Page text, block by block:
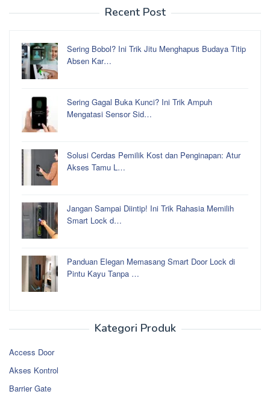
Recent Post
Sering Bobol? Ini Trik Jitu Menghapus Budaya Titip
Absen Kar…
Sering Gagal Buka Kunci? Ini Trik Ampuh
Mengatasi Sensor Sid…
Solusi Cerdas Pemilik Kost dan Penginapan: Atur
Akses Tamu L…
Jangan Sampai Diintip! Ini Trik Rahasia Memilih
Smart Lock d…
Panduan Elegan Memasang Smart Door Lock di
Pintu Kayu Tanpa …
Kategori Produk
Access Door
Akses Kontrol
Barrier Gate